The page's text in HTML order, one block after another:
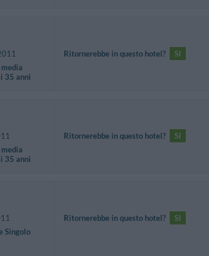
35 anni
Ritornerebbe in questo hotel? SI
35 anni
Ritornerebbe in questo hotel? SI
Singolo
Ritornerebbe in questo hotel? SI